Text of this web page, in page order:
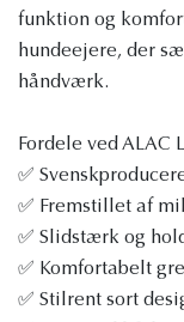
funktion og
hundeejere, der
håndværk.
Fordele ved ALAC
✅
✅ Fremstillet af
✅ Slidstærk og
✅ Komfortabelt
✅ Stilrent sort